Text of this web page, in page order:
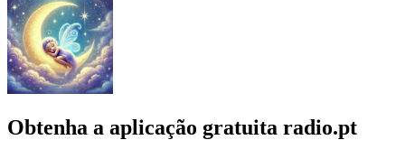
Obtenha a aplicação gratuita radio.pt